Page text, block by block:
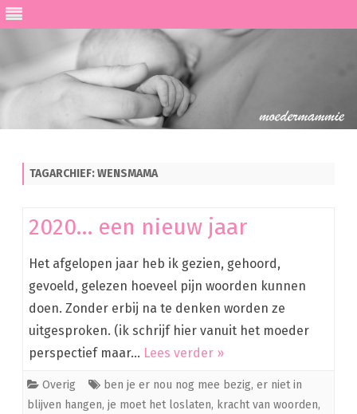
TAGARCHIEF:WENSMAMA
2020… een nieuw jaar
Het afgelopen jaar heb ik gezien, gehoord,
gevoeld, gelezen hoeveel pijn woorden kunnen
doen. Zonder erbij na te denken worden ze
uitgesproken. (ik schrijf hier vanuit het moeder
perspectief maar… Lees verder »
Overig ben je er nou nog mee bezig, er niet in
blijven hangen, je moet het loslaten, kracht van woorden,